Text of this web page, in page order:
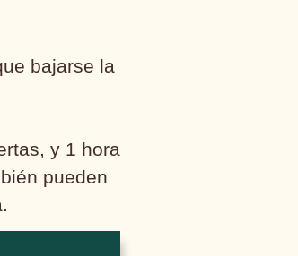
bajarse la
y 1 hora
pueden